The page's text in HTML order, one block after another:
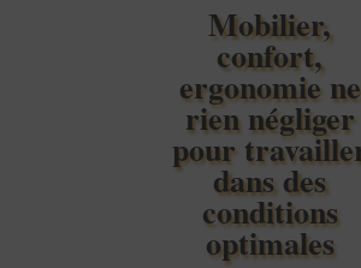
Mobilier,
confort,
ergonomie ne
rien négliger
pour
dans des
conditions
optimales